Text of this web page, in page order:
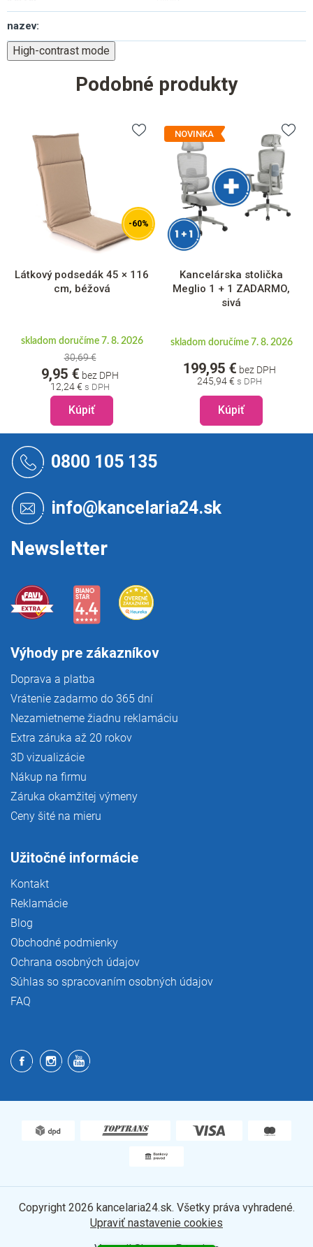
nazev:
High-contrast mode
Podobné produkty
-60%
Látkový podsedák 45 × 116
cm, béžová
skladom doručíme 7. 8. 2026
30,69 €
12,24 €
9,95 € bez DPH
Kúpiť
NOVINKA
Kancelárska stolička
Meglio 1 + 1 ZADARMO,
sivá
skladom doručíme 7. 8. 2026
245,94 €
199,95 € bez DPH
Kúpiť
0800 105 135
info@kancelaria24.sk
Newsletter
Výhody pre zákazníkov
Doprava a platba
Vrátenie zadarmo do 365 dní
Nezamietneme žiadnu reklamáciu
Extra záruka až 20 rokov
3D vizualizácie
Nákup na firmu
Záruka okamžitej výmeny
Ceny šité na mieru
Užitočné informácie
Kontakt
Reklamácie
Blog
Obchodné podmienky
Ochrana osobných údajov
Súhlas so spracovaním osobných údajov
FAQ
Copyright 2026 kancelaria24.sk. Všetky práva vyhradené.
Upraviť nastavenie cookies